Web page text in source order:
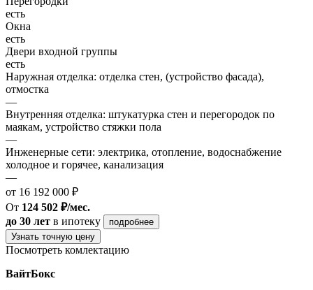
есть
Окна
есть
Двери входной группы
есть
Наружная отделка: отделка стен, (устройство фасада),
отмостка
—
Внутренняя отделка: штукатурка стен и перегородок по
маякам, устройство стяжки пола
—
Инженерные сети: электрика, отопление, водоснабжение
холодное и горячее, канализация
—
от 16 192 000 ₽
От 124 502 ₽/мес.
до 30 лет в ипотеку
подробнее
Узнать точную цену
Посмотреть комлектацию
ВайтБокс